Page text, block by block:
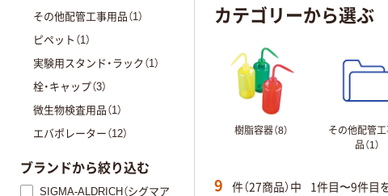
カテゴリーから選ぶ
樹脂容器（8）
その他配管工
品（1）
9 件（27商品）中 1件目〜9件目
その他配管工事用品（1）
ピペット（1）
実験用スタンド・ラック（1）
栓・キャップ（3）
微生物検査用品（1）
エバポレーター（12）
ブランドから絞り込む
SIGMA-ALDRICH（シグマア